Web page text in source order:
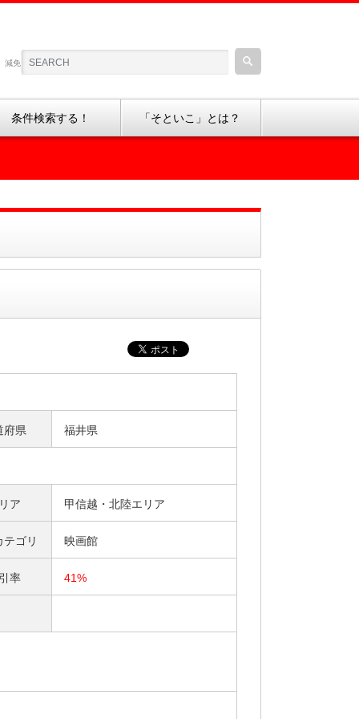
免制度などの情報をご紹介しているサイトです。
条件検索する！ 「そといこ」とは？
府県 福井県
ア 甲信越・北陸エリア
テゴリ 映画館
率 41%